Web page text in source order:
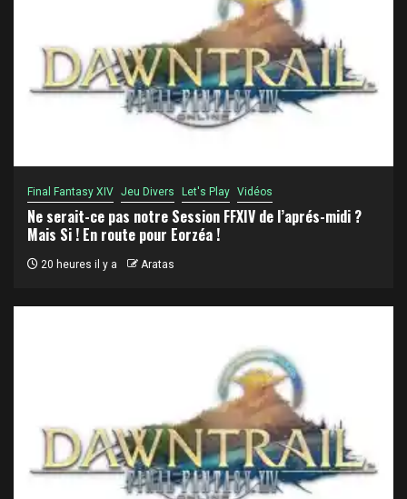
Final Fantasy XIV Jeu Divers Let's Play Vidéos
Ne serait-ce pas notre Session FFXIV de l’aprés-midi ?
Mais Si ! En route pour Eorzéa !
20 heures il y a Aratas